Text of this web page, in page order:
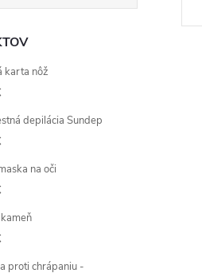
karta nôž
depilácia Sundep
​​na oči
proti chrápaniu -